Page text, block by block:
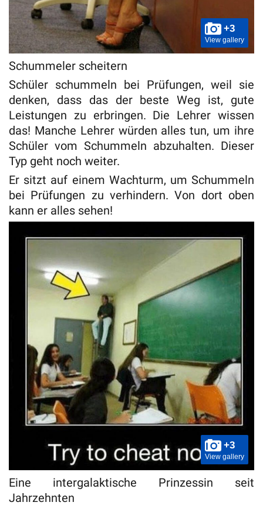
+3
View gallery
Schummeler scheitern
Schüler schummeln bei Prüfungen, weil sie
denken, dass das der beste Weg ist, gute
Leistungen zu erbringen. Die Lehrer wissen
das! Manche Lehrer würden alles tun, um ihre
Schüler vom Schummeln abzuhalten. Dieser
Typ geht noch weiter.
Er sitzt auf einem Wachturm, um Schummeln
bei Prüfungen zu verhindern. Von dort oben
kann er alles sehen!
+3
View gallery
Eine intergalaktische Prinzessin seit
Jahrzehnten